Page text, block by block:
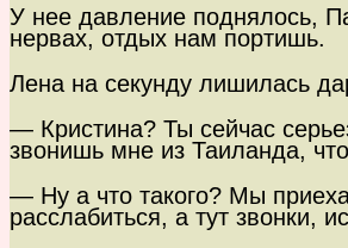
У нее давление поднялось,
нервах, отдых нам портишь.
Лена на секунду лишилась
— Кристина? Ты сейчас
звонишь мне из Таиланда,
— Ну а что такого? Мы
расслабиться, а тут звонки,